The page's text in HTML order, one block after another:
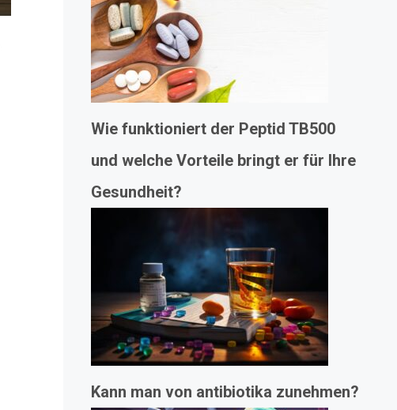
Wie funktioniert der Peptid TB500
und welche Vorteile bringt er für Ihre
Gesundheit?
Kann man von antibiotika zunehmen?